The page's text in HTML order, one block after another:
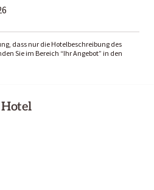
dass nur die Hotelbeschreibung des
Sie im Bereich “Ihr Angebot” in den